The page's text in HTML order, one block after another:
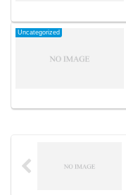
Uncategorized